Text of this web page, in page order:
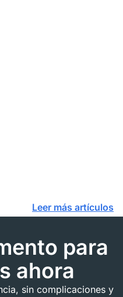
Leer más artículos
para
ahora
sin complicaciones y